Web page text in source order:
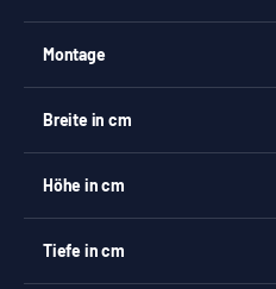
Montage
Breite in cm
Höhe in cm
Tiefe in cm